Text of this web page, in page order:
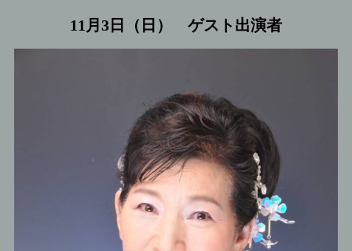
11月3日（日） ゲスト出演者